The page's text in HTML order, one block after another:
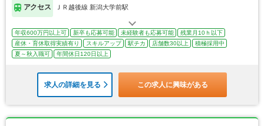
アクセス ＪＲ越後線 新潟大学前駅
年収600万円以上可 新卒も応募可能 未経験者も応募可能
残業月10ｈ以下
産休・育休取得実績有り
スキルアップ 駅チカ 店舗数30以上
積極採用中
夏～秋入職可
年間休日120日以上
求人の詳細を見る この求人に興味がある